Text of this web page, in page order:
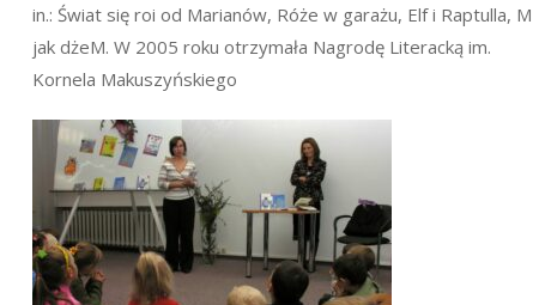
in.:Świat się roi od Marianów, Róże w garażu, Elf i Raptulla, M
jak dżeM. W 2005 roku otrzymała Nagrodę Literacką im.
Kornela Makuszyńskiego